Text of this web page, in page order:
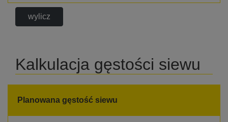
wylicz
Kalkulacja gęstości siewu
Planowana gęstość siewu